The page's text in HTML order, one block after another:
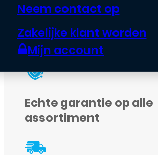
Neem contact op
Zakelijke klant worden
Mijn account
Uitverkocht
Echte garantie op alle
assortiment